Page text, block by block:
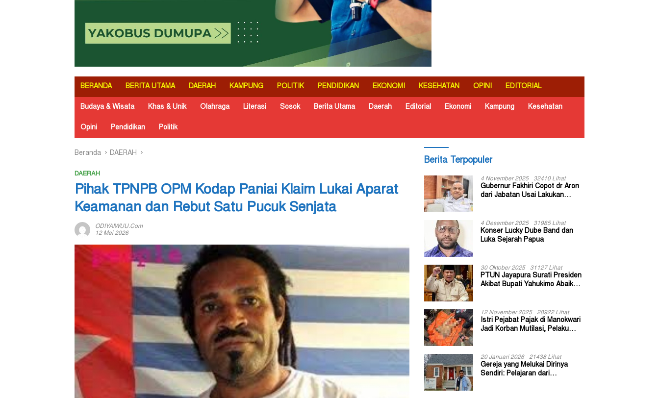
BERANDA BERITA UTAMA DAERAH KAMPUNG POLITIK PENDIDIKAN EKONOMI KESEHATAN OPINI EDITORIAL
Budaya & Wisata Khas & Unik Olahraga Literasi Sosok Berita Utama Daerah Editorial Ekonomi Kampung Kesehatan
Opini Pendidikan Politik
Beranda DAERAH
DAERAH
Pihak TPNPB OPM Kodap Paniai Klaim Lukai Aparat
Keamanan dan Rebut Satu Pucuk Senjata
ODIYAIWUU.com
12 Mei 2026
Berita Terpopuler
4 November 2025 32410 Lihat
Gubernur Fakhiri Copot dr Aron
dari Jabatan Usai Lakukan
4 Desember 2025 31985 Lihat
Konser Lucky Dube Band dan
Luka Sejarah Papua
30 Oktober 2025 31127 Lihat
PTUN Jayapura Surati Presiden
Akibat Bupati Yahukimo Abaikan
12 November 2025 28922 Lihat
Istri Pejabat Pajak di Manokwari
Jadi Korban Mutilasi, Pelaku
20 Januari 2026 21438 Lihat
Gereja yang Melukai Dirinya
Sendiri: Pelajaran dari